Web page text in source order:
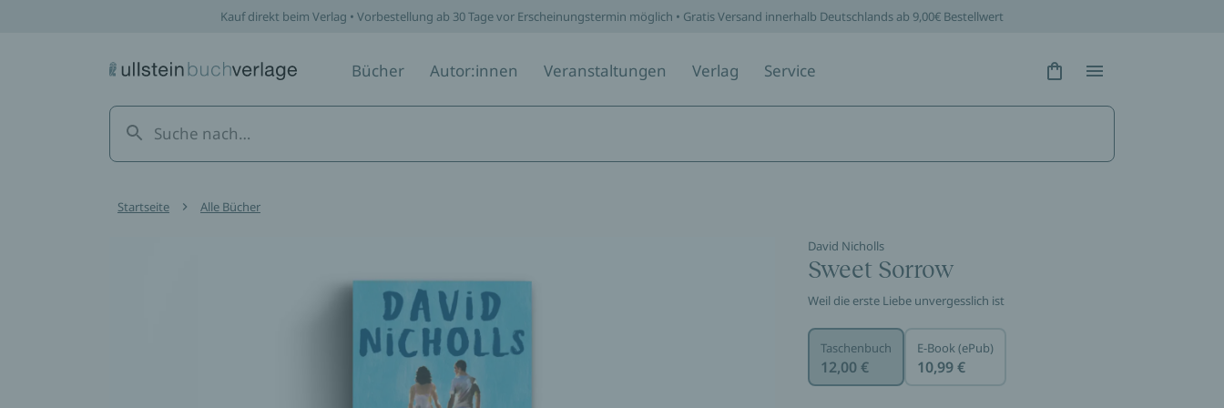
Kauf direkt beim Verlag • Vorbestellung ab 30 Tage vor Erscheinungstermin möglich • Gratis Versand innerhalb Deutschlands ab 9,00€ Bestellwert
Bücher Autor:innen Veranstaltungen Verlag Service Hidden Text
Hidden Text
Startseite Alle Bücher
David Nicholls
Sweet Sorrow
Weil die erste Liebe unvergesslich ist
Taschenbuch
12,00 €
E-Book (ePub)
10,99 €